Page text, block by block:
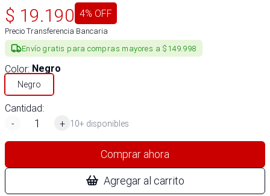
$ 19.190 4% OFF
Precio Transferencia Bancaria
Envío gratis para compras mayores a $149.998
Color: Negro
Negro
Cantidad:
-
+ 10+ disponibles
Comprar ahora
Agregar al carrito